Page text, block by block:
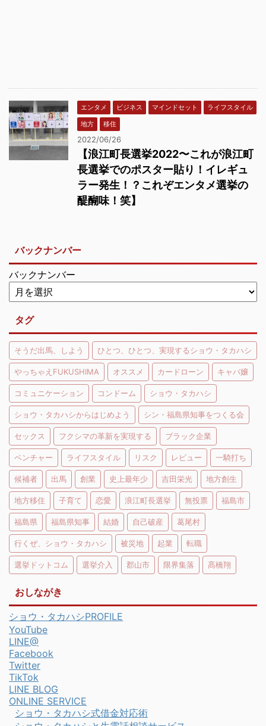
エンタメ ビジネス マインドセット
ライフスタイル
地方
移住
2022/06/26
【浪江町長選挙2022〜これが浪江町
長選挙でのポスター貼り！イレギュ
ラー発生！？これぞエンタメ選挙の
醍醐味！笑】
バックナンバー
バックナンバー
タグ
そうだ出馬、しよう ひとつ、ひとつ、実現するショウ・タカハシ
やっちゃえFUKUSHIMA オススメ カードローン キャバ嬢
コミュニケーション コンドーム ショウ・タカハシ
ショウ・タカハシからはじめよう シン・福島県知事をつくる会
セックス フクシマの革新を実現する ブラック企業
ベンチャー ライフスタイル リスク レビュー 一騎打ち
候補者 出馬 創業 史上最年少 吉田栄光 地方創生
地方移住 子育て 恋愛 浪江町長選挙 無投票 福島市
福島県 福島県知事 結婚 自己破産 葛尾村
行くぜ、ショウ・タカハシ 被災地 起業 転職
選挙ドットコム 選挙介入 郡山市 限界集落 髙橋翔
おしながき
ショウ・タカハシPROFILE
YouTube
LINE@
Facebook
Twitter
TikTok
LINE BLOG
ONLINE SERVICE
ショウ・タカハシ式借金対応術